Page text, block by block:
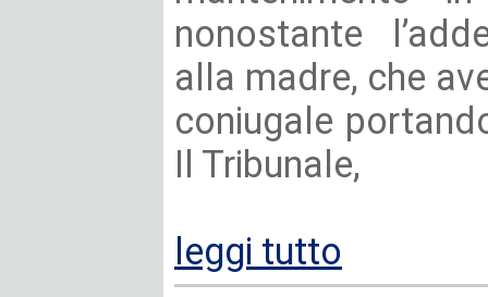
nonostante
alla madre, che
coniugale
Il Tribunale,
leggi tutto